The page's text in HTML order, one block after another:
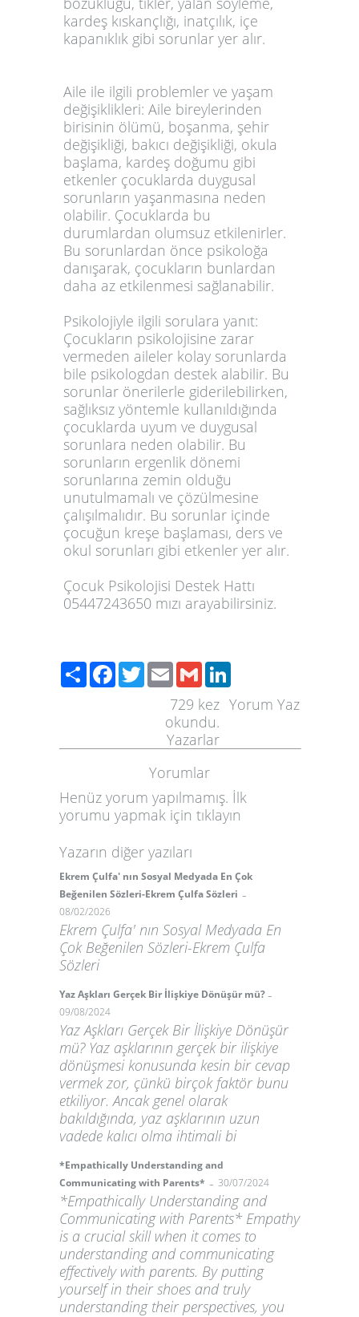
kardeş kıskançlığı, inatçılık, içe
kapanıklık gibi sorunlar yer alır.
Aile ile ilgili problemler ve yaşam
değişiklikleri: Aile bireylerinden
birisinin ölümü, boşanma, şehir
değişikliği, bakıcı değişikliği, okula
başlama, kardeş doğumu gibi
etkenler çocuklarda duygusal
sorunların yaşanmasına neden
olabilir. Çocuklarda bu
durumlardan olumsuz etkilenirler.
Bu sorunlardan önce psikoloğa
danışarak, çocukların bunlardan
daha az etkilenmesi sağlanabilir.
Psikolojiyle ilgili sorulara yanıt:
Çocukların psikolojisine zarar
vermeden aileler kolay sorunlarda
bile psikologdan destek alabilir. Bu
sorunlar önerilerle giderilebilirken,
sağlıksız yöntemle kullanıldığında
çocuklarda uyum ve duygusal
sorunlara neden olabilir. Bu
sorunların ergenlik dönemi
sorunlarına zemin olduğu
unutulmamalı ve çözülmesine
çalışılmalıdır. Bu sorunlar içinde
çocuğun kreşe başlaması, ders ve
okul sorunları gibi etkenler yer alır.
Çocuk Psikolojisi Destek Hattı
05447243650 mızı arayabilirsiniz.
PaylaşFacebook
TwitterEmailGmail
Yorum Yaz
729 kez
okundu.
Yazarlar
Yorumlar
Henüz yorum yapılmamış. İlk
yorumu yapmak için tıklayın
Yazarın diğer yazıları
Ekrem Çulfa' nın Sosyal Medyada En Çok
Beğenilen Sözleri-Ekrem Çulfa Sözleri -
08/02/2026
Ekrem Çulfa' nın Sosyal Medyada En
Çok Beğenilen Sözleri-Ekrem Çulfa
Sözleri
Yaz Aşkları Gerçek Bir İlişkiye Dönüşür mü? -
09/08/2024
Yaz Aşkları Gerçek Bir İlişkiye Dönüşür
mü? Yaz aşklarının gerçek bir ilişkiye
dönüşmesi konusunda kesin bir cevap
vermek zor, çünkü birçok faktör bunu
etkiliyor. Ancak genel olarak
bakıldığında, yaz aşklarının uzun
vadede kalıcı olma ihtimali bi
*Empathically Understanding and
Communicating with Parents* - 30/07/2024
*Empathically Understanding and
Communicating with Parents* Empathy
is a crucial skill when it comes to
understanding and communicating
effectively with parents. By putting
yourself in their shoes and truly
understanding their perspectives, you